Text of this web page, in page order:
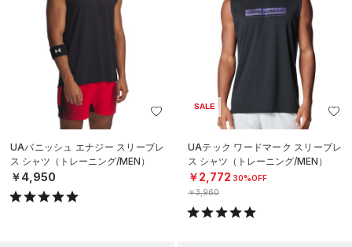
UAバニッシュ エナジー スリーブレ
ス シャツ（トレーニング/MEN）
￥4,950
SALE
UAテック ワードマーク スリーブレ
ス シャツ（トレーニング/MEN）
￥2,772 30%OFF
￥3,960